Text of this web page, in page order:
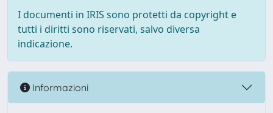
I documenti in IRIS sono protetti da copyright e
tutti i diritti sono riservati, salvo diversa
indicazione.
Informazioni